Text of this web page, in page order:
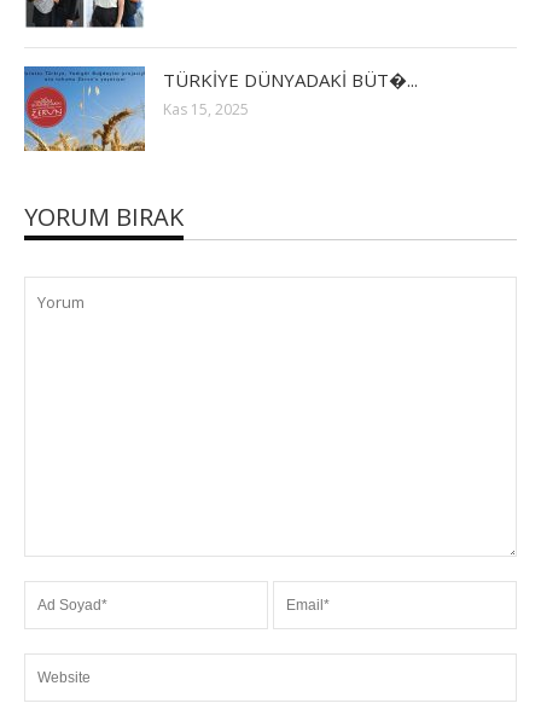
TÜRKİYE DÜNYADAKİ BÜT�...
Kas 15, 2025
YORUM BIRAK